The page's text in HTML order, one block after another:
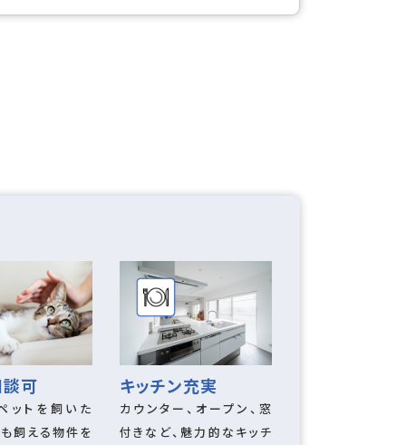
インターネット対応
談可
ットを飼いた
飼える物件を
キッチン充実
カウンター、オープン、窓
付きなど、魅力的なキッチ